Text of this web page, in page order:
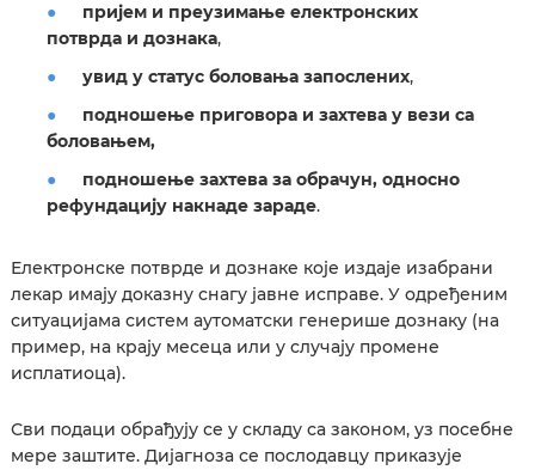
пријем и преузимање електронских
потврда и дознака,
увид у статус боловања запослених,
подношење приговора и захтева у вези са
боловањем,
подношење захтева за обрачун, односно
рефундацију накнаде зараде.
Електронске потврде и дознаке које издаје изабрани
лекар имају доказну снагу јавне исправе. У одређеним
ситуацијама систем аутоматски генерише дознаку (на
пример, на крају месеца или у случају промене
исплатиоца).
Сви подаци обрађују се у складу са законом, уз посебне
мере заштите. Дијагноза се послодавцу приказује